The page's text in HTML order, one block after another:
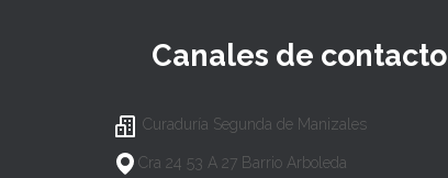
Canales de contacto
Curaduría Segunda de Manizales
Cra 24 53 A 27 Barrio Arboleda